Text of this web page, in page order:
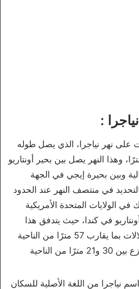
:
على نهر نياجرا، الذي يصل طوله
كيلو مترًا، وهذا النهر يصل بين بحير أونتاريو
وبين بحيرة إيجي في الجهة
في منتصف النهر عند الحدود
في الولايات المتحدة الأمريكية
في كندا، حيث يتدفق هذا
القسم من الشلالات بما يقارب 57 مترًا من الناحية
الكندية، وهو يتوزع بين 30 و21 مترًا من الناحية
نياجرا من اللغة الأصلية للسكان